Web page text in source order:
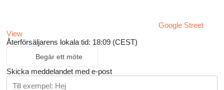
Google Street
View
Återförsäljarens lokala tid: 18:09 (CEST)
Begär ett möte
Skicka meddelandet med e-post